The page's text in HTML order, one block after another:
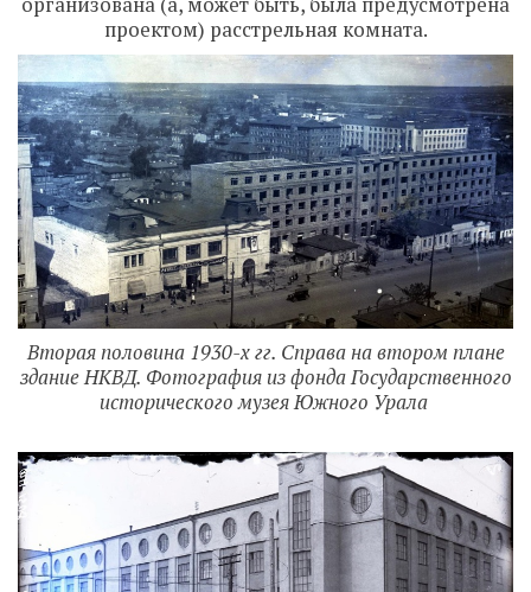
проектом) расстрельная комната.
Вторая половина 1930-х гг. Справа на втором плане
здание НКВД. Фотография из фонда Государственного
исторического музея Южного Урала